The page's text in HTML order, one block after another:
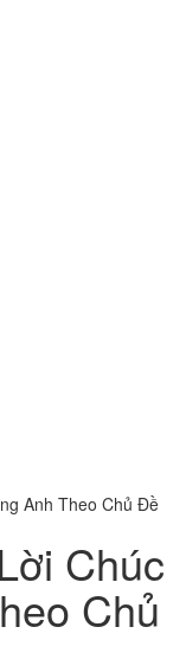
Anh Theo Chủ Đề
Chúc
Chủ